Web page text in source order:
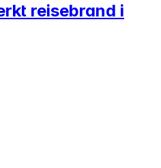
reisebrand i